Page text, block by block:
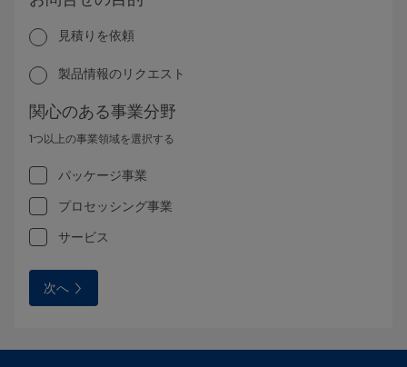
見積りを依頼
製品情報のリクエスト
関心のある事業分野
1つ以上の事業領域を選択する
パッケージ事業
プロセッシング事業
サービス
次へ